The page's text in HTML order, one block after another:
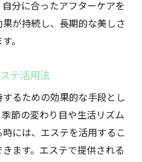
分に合ったアフターケアを
が持続し、長期的な美しさ
。
テ活用法
るための効果的な手段とし
節の変わり目や生活リズム
には、エステを活用するこ
ます。エステで提供される